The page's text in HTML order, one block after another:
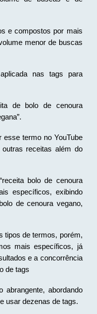
e compostos por mais
menor de buscas
nas tags para
de bolo de cenoura
termo no YouTube
receitas além do
bolo de cenoura
específicos, exibindo
de cenoura vegano,
tipos de termos, porém,
mais específicos, já
e a concorrência
de tags
abordando
usar dezenas de tags.